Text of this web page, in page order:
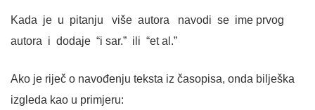
Kada je u pitanju više autora navodi se ime prvog
autora i dodaje “i sar.” ili “et al.”
Ako je riječ o navođenju teksta iz časopisa, onda bilješka
izgleda kao u primjeru: